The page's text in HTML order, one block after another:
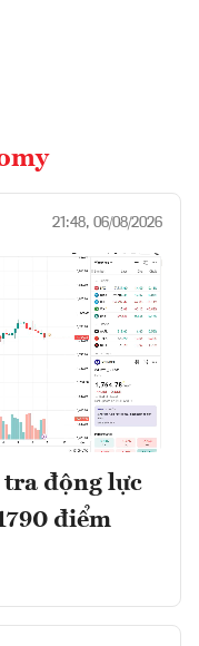
21:48, 06/08/2026
động lực
điểm